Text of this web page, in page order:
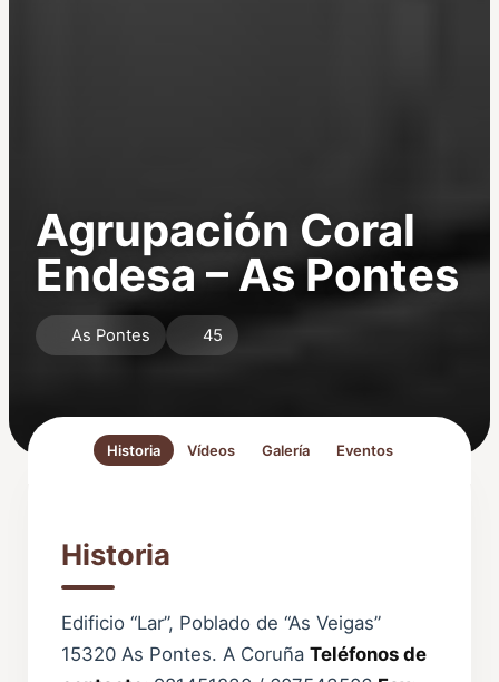
Agrupación Coral
Endesa – As Pontes
As Pontes 45
Historia Vídeos Galería Eventos
Historia
Edificio “Lar”, Poblado de “As Veigas”
15320 As Pontes. A CoruñaTeléfonos de